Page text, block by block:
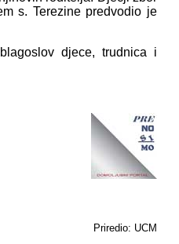
s. Terezine predvodio je
djece, trudnica i
Priredio: UCM